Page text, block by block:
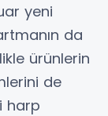
yeni
da
ürünlerin
de
harp